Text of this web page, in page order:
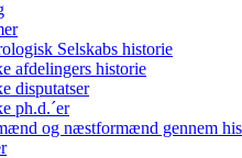
Selskabs historie
afdelingers historie
disputatser
ph.d.´er
og næstformænd gennem